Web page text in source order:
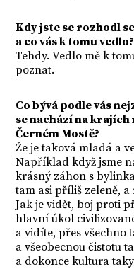
Kdy jste se rozhodl
a co vás k tomu vedlo?
Tehdy. Vedlo mě k
poznat.
Co bývá podle vás
se nachází na krajích
Černém Mostě?
Že je taková mladá a
Například když jsme
krásný záhon s
tam asi příliš zeleně,
Jak je vidět, boj proti
hlavní úkol
a vidíte, přes všechno
a všeobecnou čistotu
a dokonce kultura